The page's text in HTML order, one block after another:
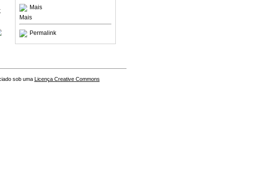
Mais
Mais
Permalink
sob uma Licença Creative Commons